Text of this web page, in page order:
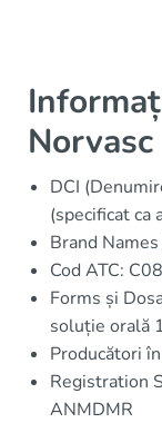
Norvasc
DCI
(specificat ca
Brand
Cod ATC:
Forms și
soluție orală
Producători
Registration
ANMDMR